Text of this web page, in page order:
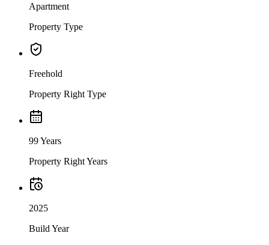
Apartment
Property Type
Freehold
Property Right Type
99 Years
Property Right Years
2025
Build Year